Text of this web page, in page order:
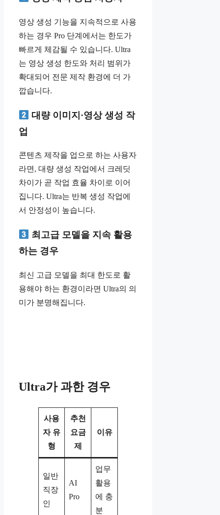
영상 생성 기능을 지속적으로 사용
하는 경우 Pro 단계에서는 한도가
빠르게 체감될 수 있습니다. Ultra
는 영상 생성 한도와 처리 범위가
확대되어 전문 제작 환경에 더 가
깝습니다.
대량 이미지·영상 생성 작
업
콘텐츠 제작을 업으로 하는 사용자
라면, 대량 생성 작업에서 크레딧
차이가 곧 작업 효율 차이로 이어
집니다. Ultra는 반복 생성 작업에
서 안정성이 높습니다.
최고급 모델을 지속 활용
하는 경우
최신 고급 모델을 최대 한도로 활
용해야 하는 환경이라면 Ultra의 의
미가 분명해집니다.
Ultra가 과한 경우
사용
자 유
형
추천
요금
제
이유
일반
직장
인
AI
Pro
업무
활용
에 충
분